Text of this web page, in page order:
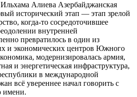
Алиева Азербайджанская
исторический этап — этап зрелой
когда-то сосредоточившее
внутренней
превратилось в один из
и экономических центров Южного
модернизировалась армия,
и энергетическая инфраструктура,
в международной
всё увереннее начал говорить с
имени.